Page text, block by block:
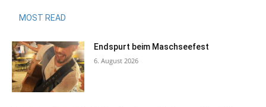
MOST READ
Endspurt beim Maschseefest
6. August 2026